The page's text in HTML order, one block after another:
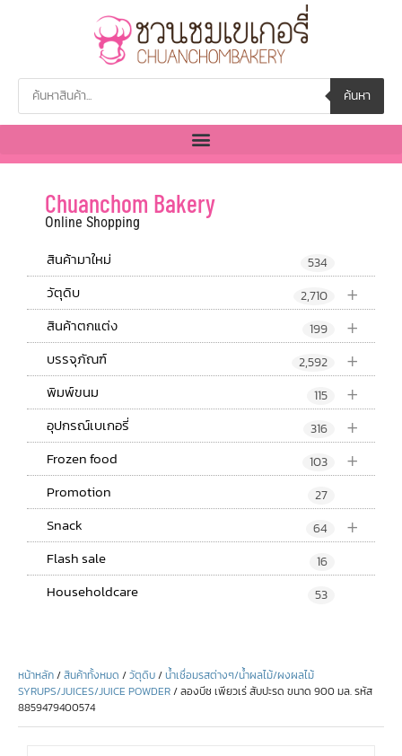
ค้นหา
Chuanchom Bakery
Online Shopping
สินค้ามาใหม่ 534
+
วัตุดิบ 2,710
+
สินค้าตกแต่ง 199
+
บรรจุภัณฑ์ 2,592
+
พิมพ์ขนม 115
+
อุปกรณ์เบเกอรี่ 316
+
Frozen food 103
Promotion 27
+
Snack 64
Flash sale 16
Householdcare 53
หน้าหลัก/สินค้าทั้งหมด /วัตุดิบ/น้ำเชื่อมรสต่างๆ/น้ำผลไม้/ผงผลไม้
SYRUPS/JUICES/JUICE POWDER/ ลองบีช เพียวเร่ สับปะรด ขนาด 900 มล. รหัส
8859479400574